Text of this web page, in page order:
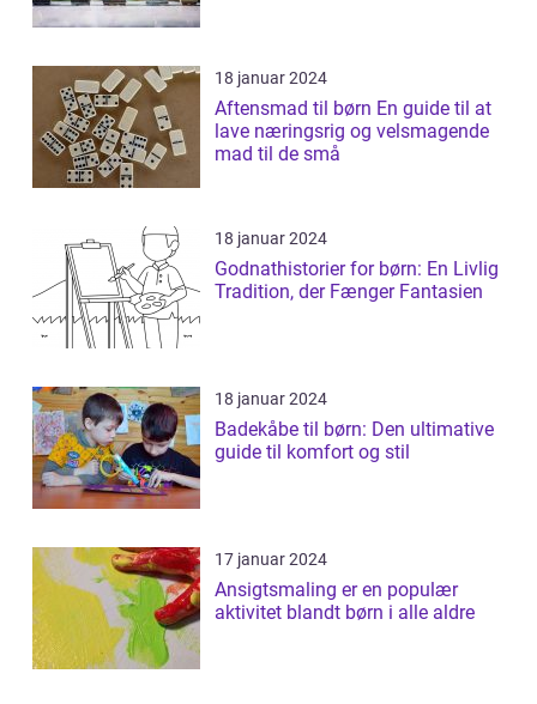
18 januar 2024
Aftensmad til børn En guide til at
lave næringsrig og velsmagende
mad til de små
18 januar 2024
Godnathistorier for børn: En Livlig
Tradition, der Fænger Fantasien
18 januar 2024
Badekåbe til børn: Den ultimative
guide til komfort og stil
17 januar 2024
Ansigtsmaling er en populær
aktivitet blandt børn i alle aldre